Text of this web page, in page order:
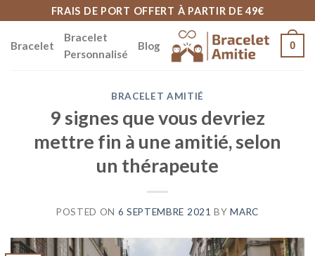
content
FRAIS DE PORT OFFERT À PARTIR DE 49€
Bracelet
Bracelet
Personnalisé
Blog 0
BRACELET AMITIÉ
9 signes que vous devriez
mettre fin à une amitié, selon
un thérapeute
POSTED ON 6 SEPTEMBRE 2021 BYMARC